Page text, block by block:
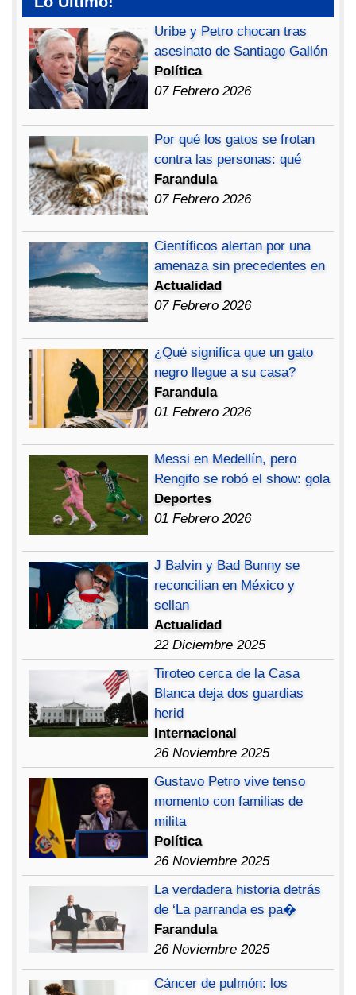
Uribe y Petro chocan tras
asesinato de Santiago Gallón
Política
07 Febrero 2026
Por qué los gatos se frotan
contra las personas: qué
Farandula
07 Febrero 2026
Científicos alertan por una
amenaza sin precedentes en
Actualidad
07 Febrero 2026
¿Qué significa que un gato
negro llegue a su casa?
Farandula
01 Febrero 2026
Messi en Medellín, pero
Rengifo se robó el show: gola
Deportes
01 Febrero 2026
J Balvin y Bad Bunny se
reconcilian en México y
sellan
Actualidad
22 Diciembre 2025
Tiroteo cerca de la Casa
Blanca deja dos guardias
herid
Internacional
26 Noviembre 2025
Gustavo Petro vive tenso
momento con familias de
milita
Política
26 Noviembre 2025
La verdadera historia detrás
de ‘La parranda es pa�
Farandula
26 Noviembre 2025
Cáncer de pulmón: los